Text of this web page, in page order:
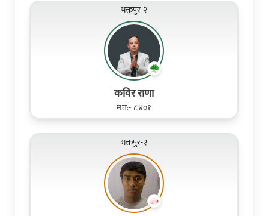
भक्तपुर-२
कविर राणा
मत:- ८४०१
भक्तपुर-२